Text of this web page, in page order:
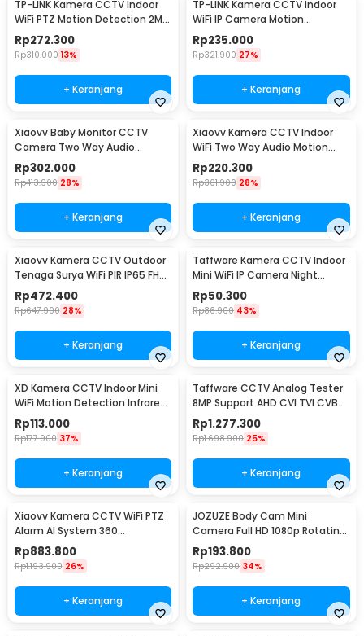
TP-LINK Kamera CCTV Indoor
WiFi PTZ Motion Detection 2MP
1080P - Tapo C200
Rp272.300
Rp310.000 13%
+ Keranjang
TP-LINK Kamera CCTV Indoor
WiFi IP Camera Motion
Detection 2MP 1080P - Tapo
C100
Rp235.000
Rp321.900 27%
+ Keranjang
Xiaovv Baby Monitor CCTV
Camera Two Way Audio
Motion Detection WiFi 2K -
XVV-3130S-BM-C1
Rp302.000
Rp413.900 28%
+ Keranjang
Xiaovv Kamera CCTV Indoor
WiFi Two Way Audio Motion
Detection 3MP 2K - XVV-
3630S-Q2
Rp220.300
Rp301.900 28%
+ Keranjang
Xiaovv Kamera CCTV Outdoor
Tenaga Surya WiFi PIR IP65 FHD
2MP 1080P - XVV-1120S-P6 Pro
Rp472.400
Rp647.900 28%
+ Keranjang
Taffware Kamera CCTV Indoor
Mini WiFi IP Camera Night
Vision 2MP 1080P - A9NV
Rp50.300
Rp86.900 43%
+ Keranjang
XD Kamera CCTV Indoor Mini
WiFi Motion Detection Infrared
2MP 1080P - X15
Rp113.000
Rp177.900 37%
+ Keranjang
Taffware CCTV Analog Tester
8MP Support AHD CVI TVI CVBS
HDMI VGA - IV8W
Rp1.277.300
Rp1.698.900 25%
+ Keranjang
Xiaovv Kamera CCTV WiFi PTZ
Alarm AI System 360
Panoramic 2K 5MP H.265 - Q11
Rp883.800
Rp1.193.900 26%
+ Keranjang
JOZUZE Body Cam Mini
Camera Full HD 1080p Rotating
Lens 1000mAh - L11
Rp193.800
Rp292.900 34%
+ Keranjang